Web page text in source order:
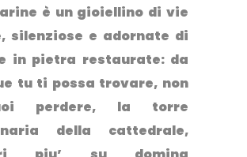
è un gioiellino di vie
silenziose e adornate di
in pietra restaurate: da
tu ti possa trovare, non
perdere, la torre
della cattedrale,